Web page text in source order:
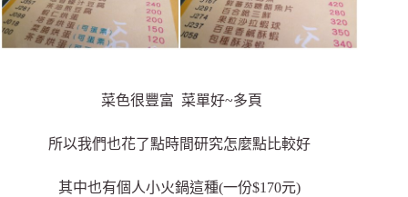
菜色很豐富 菜單好~多頁
所以我們也花了點時間研究怎麼點比較好
其中也有個人小火鍋這種(一份$170元)